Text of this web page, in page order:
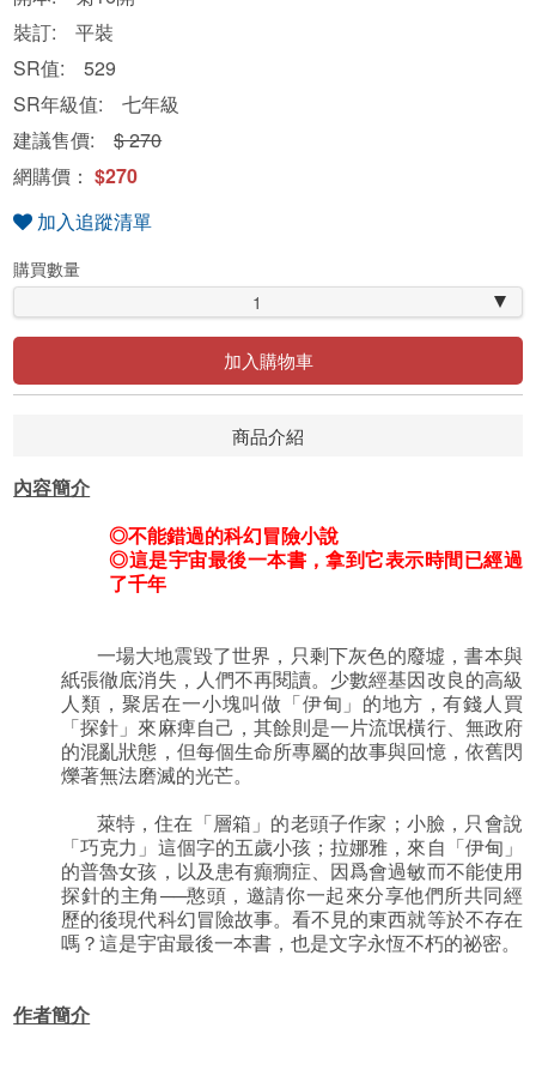
裝訂: 平裝
SR值: 529
SR年級值: 七年級
建議售價:$ 270
網購價：$270
加入追蹤清單
購買數量
1
加入購物車
商品介紹
內容簡介
◎不能錯過的科幻冒險小說
◎這是宇宙最後一本書，拿到它表示時間已經過
了千年
一場大地震毀了世界，只剩下灰色的廢墟，書本與
紙張徹底消失，人們不再閱讀。少數經基因改良的高級
人類，聚居在一小塊叫做「伊甸」的地方，有錢人買
「探針」來麻痺自己，其餘則是一片流氓橫行、無政府
的混亂狀態，但每個生命所專屬的故事與回憶，依舊閃
爍著無法磨滅的光芒。
萊特，住在「層箱」的老頭子作家；小臉，只會說
「巧克力」這個字的五歲小孩；拉娜雅，來自「伊甸」
的普魯女孩，以及患有癲癇症、因爲會過敏而不能使用
探針的主角──憨頭，邀請你一起來分享他們所共同經
歷的後現代科幻冒險故事。看不見的東西就等於不存在
嗎？這是宇宙最後一本書，也是文字永恆不朽的祕密。
作者簡介